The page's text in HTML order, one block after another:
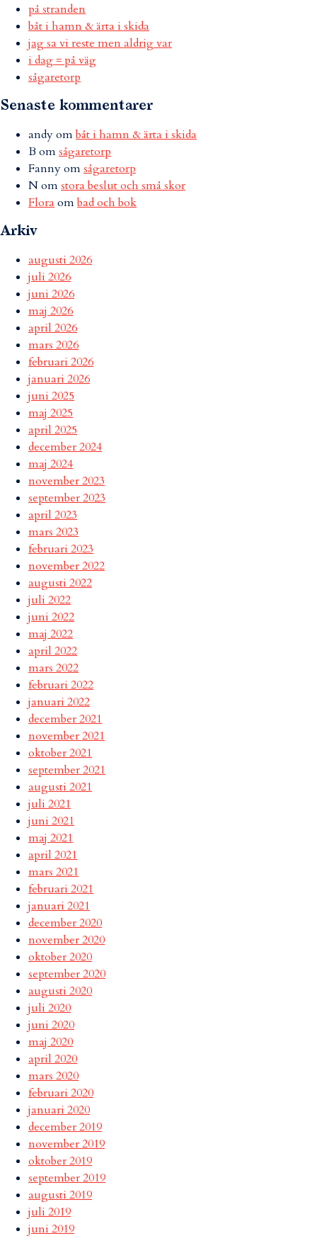
på stranden
båt i hamn & ärta i skida
jag sa vi reste men aldrig var
i dag = på väg
sågaretorp
Senaste kommentarer
andyombåt i hamn & ärta i skida
B omsågaretorp
Fannyomsågaretorp
Nomstora beslut och små skor
Flora ombad och bok
Arkiv
augusti 2026
juli 2026
juni 2026
maj 2026
april 2026
mars 2026
februari 2026
januari 2026
juni 2025
maj 2025
april 2025
december 2024
maj 2024
november 2023
september 2023
april 2023
mars 2023
februari 2023
november 2022
augusti 2022
juli 2022
juni 2022
maj 2022
april 2022
mars 2022
februari 2022
januari 2022
december 2021
november 2021
oktober 2021
september 2021
augusti 2021
juli 2021
juni 2021
maj 2021
april 2021
mars 2021
februari 2021
januari 2021
december 2020
november 2020
oktober 2020
september 2020
augusti 2020
juli 2020
juni 2020
maj 2020
april 2020
mars 2020
februari 2020
januari 2020
december 2019
november 2019
oktober 2019
september 2019
augusti 2019
juli 2019
juni 2019